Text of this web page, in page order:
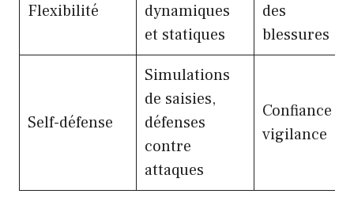
Flexibilité
dynamiques
et statiques
des
blessures
Self-défense
Simulations
de saisies,
défenses
contre
attaques
Confiance et
vigilance